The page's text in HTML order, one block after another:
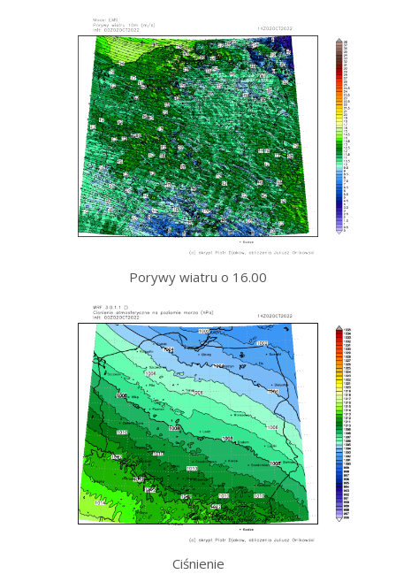
Porywy wiatru o 16.00
Ciśnienie